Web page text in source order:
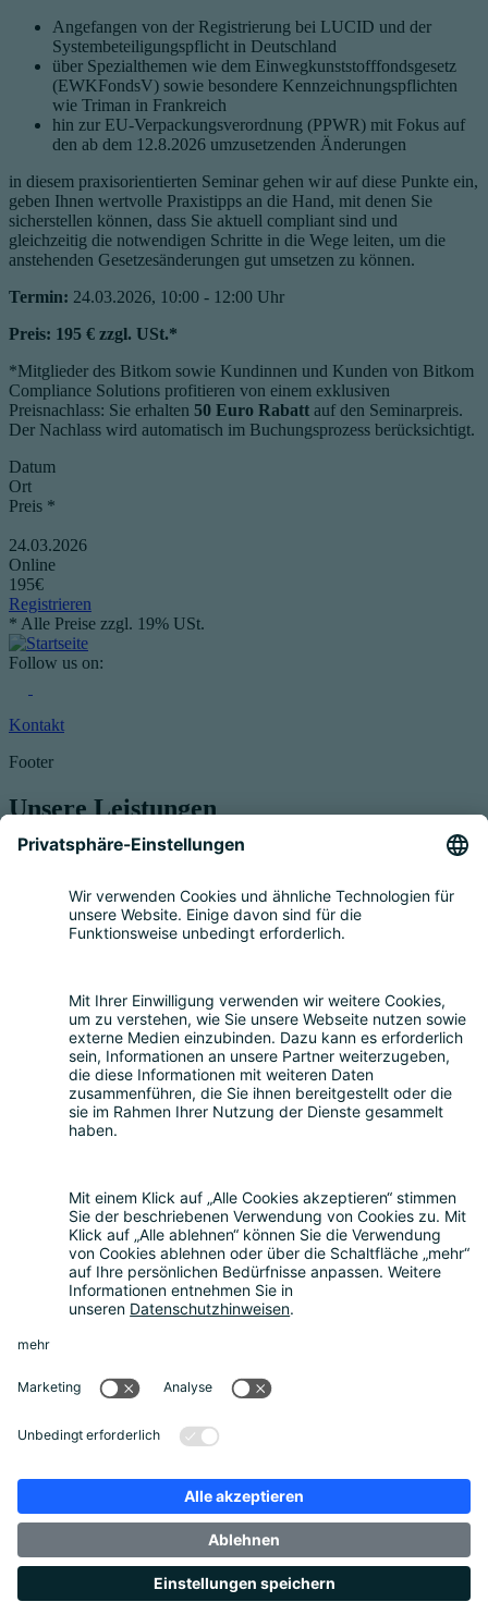
Angefangen von der Registrierung bei LUCID und der
Systembeteiligungspflicht in Deutschland
über Spezialthemen wie dem Einwegkunststofffondsgesetz
(EWKFondsV) sowie besondere Kennzeichnungspflichten
wie Triman in Frankreich
hin zur EU-Verpackungsverordnung (PPWR) mit Fokus auf
den ab dem 12.8.2026 umzusetzenden Änderungen
in diesem praxisorientierten Seminar gehen wir auf diese Punkte ein,
geben Ihnen wertvolle Praxistipps an die Hand, mit denen Sie
sicherstellen können, dass Sie aktuell compliant sind und
gleichzeitig die notwendigen Schritte in die Wege leiten, um die
anstehenden Gesetzesänderungen gut umsetzen zu können.
Termin: 24.03.2026, 10:00 - 12:00 Uhr
Preis: 195 € zzgl. USt.*
*Mitglieder des Bitkom sowie Kundinnen und Kunden von Bitkom
Compliance Solutions profitieren von einem exklusiven
Preisnachlass: Sie erhalten 50 Euro Rabatt auf den Seminarpreis.
Der Nachlass wird automatisch im Buchungsprozess berücksichtigt.
Datum
Ort
Preis *
24.03.2026
Online
195€
Registrieren
* Alle Preise zzgl. 19% USt.
Follow us on:
Kontakt
Footer
Unsere Leistungen
Service für Elektrogeräte
Mengenmeldung
Entsorgung
Beratung
Handelsrücknahme
Service für Batterien
Service für Verpackungen
Fragen und Antworten
FAQ
Kostenrechner
Downloads
Mediathek
Aktuelles und Termine
News
Über uns
Unternehmen
Unser Beirat
Impressum
Unternehmensbroschüre
Footer Links
Datenschutz